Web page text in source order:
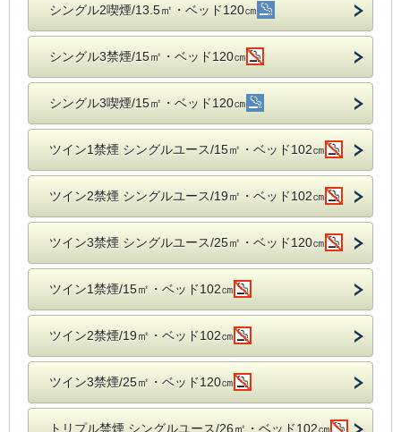
シングル2喫煙/13.5㎡・ベッド120㎝
シングル3禁煙/15㎡・ベッド120㎝
シングル3喫煙/15㎡・ベッド120㎝
ツイン1禁煙 シングルユース/15㎡・ベッド102㎝
ツイン2禁煙 シングルユース/19㎡・ベッド102㎝
ツイン3禁煙 シングルユース/25㎡・ベッド120㎝
ツイン1禁煙/15㎡・ベッド102㎝
ツイン2禁煙/19㎡・ベッド102㎝
ツイン3禁煙/25㎡・ベッド120㎝
トリプル禁煙 シングルユース/26㎡・ベッド102㎝